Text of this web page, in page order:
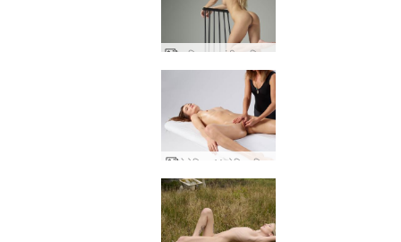
डारिना एल नंगी स्टूडियो फोटोग्राफी
वेरोनिका V योनि मालिश